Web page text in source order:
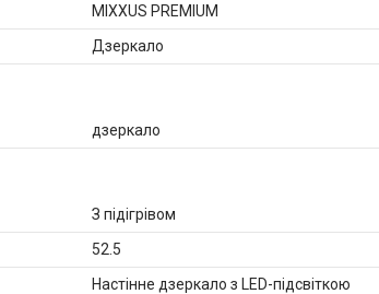
MIXXUS PREMIUM
Дзеркало
дзеркало
З підігрівом
52.5
Настінне дзеркало з LED-підсвіткою